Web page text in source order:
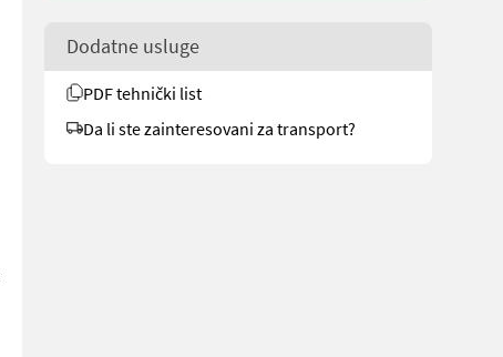
Dodatne usluge
PDF tehnički list
Da li ste zainteresovani za transport?